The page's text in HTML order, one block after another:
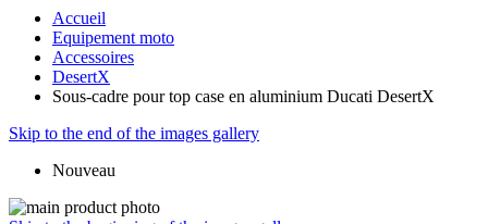
Accueil
Equipement moto
Accessoires
DesertX
Sous-cadre pour top case en aluminium Ducati DesertX
Skip to the end of the images gallery
Nouveau